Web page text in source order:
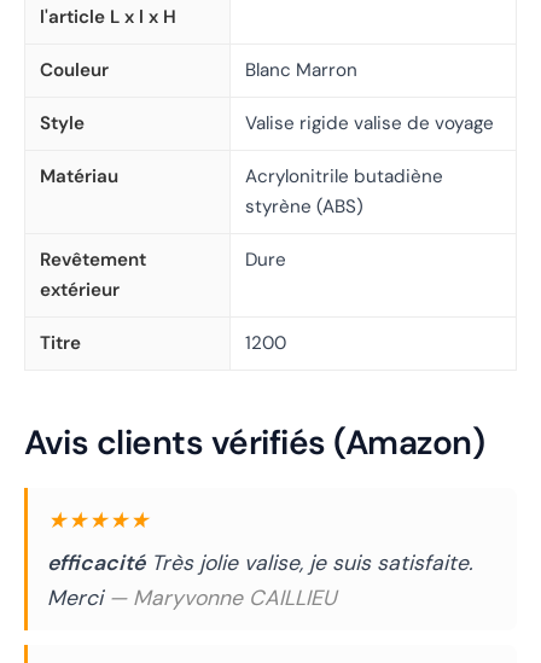
l'article L x l x H
Couleur Blanc Marron
Style Valise rigide valise de voyage
Matériau
Acrylonitrile butadiène
styrène (ABS)
Revêtement
extérieur
Dure
Titre 1200
Avis clients vérifiés (Amazon)
★★★★★
efficacitéTrès jolie valise, je suis satisfaite.
Merci — Maryvonne CAILLIEU